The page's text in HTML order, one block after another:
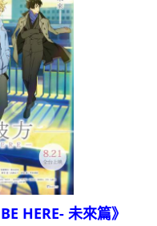
HERE- 未來篇》